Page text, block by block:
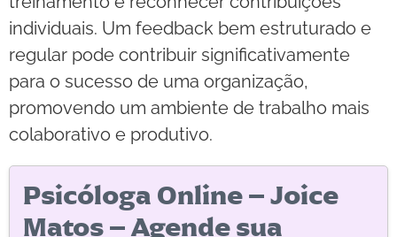
individuais. Um feedback bem estruturado e
regular pode contribuir significativamente
para o sucesso de uma organização,
promovendo um ambiente de trabalho mais
colaborativo e produtivo.
Psicóloga Online – Joice
Matos – Agende sua